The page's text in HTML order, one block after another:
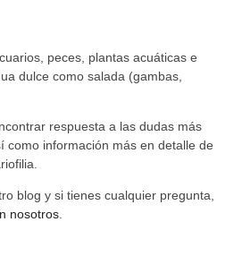
peces, plantas acuáticas e
dulce como salada (gambas,
respuesta a las dudas más
como información más en detalle de
blog y si tienes cualquier pregunta,
nosotros